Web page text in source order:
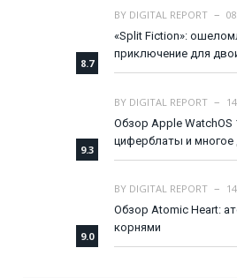
8.7
BY DIGITAL REPORT
«Split Fiction»:
приключение для
9.3
BY DIGITAL REPORT
Обзор Apple WatchOS
циферблаты и многое
9.0
BY DIGITAL REPORT
Обзор Atomic Heart:
корнями